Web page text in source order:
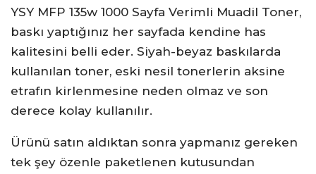
YSY MFP 135w 1000 Sayfa Verimli Muadil Toner,
baskı yaptığınız her sayfada kendine has
kalitesini belli eder. Siyah-beyaz baskılarda
kullanılan toner, eski nesil tonerlerin aksine
etrafın kirlenmesine neden olmaz ve son
derece kolay kullanılır.
Ürünü satın aldıktan sonra yapmanız gereken
tek şey özenle paketlenen kutusundan